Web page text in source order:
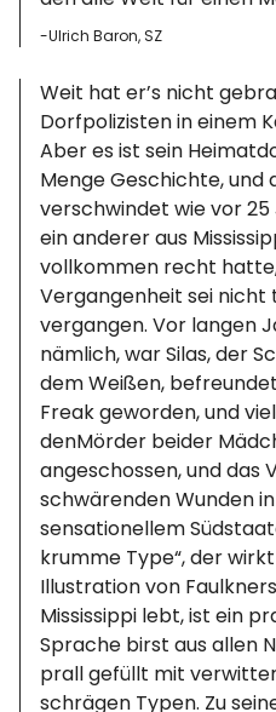
-Ulrich Baron, SZ
Weit hat er’s nicht
Dorfpolizisten in einem
Aber es ist sein
Menge Geschichte, und
verschwindet wie vor 25
ein anderer aus
vollkommen recht
Vergangenheit sei nicht
vergangen. Vor langen
nämlich, war Silas, der
dem Weißen,
Freak geworden, und
denMörder beider
angeschossen, und das
schwärenden Wunden
sensationellem
krumme Type“, der
Illustration von
Mississippi lebt, ist ein
Sprache birst aus allen
prall gefüllt mit
schrägen Typen. Zu